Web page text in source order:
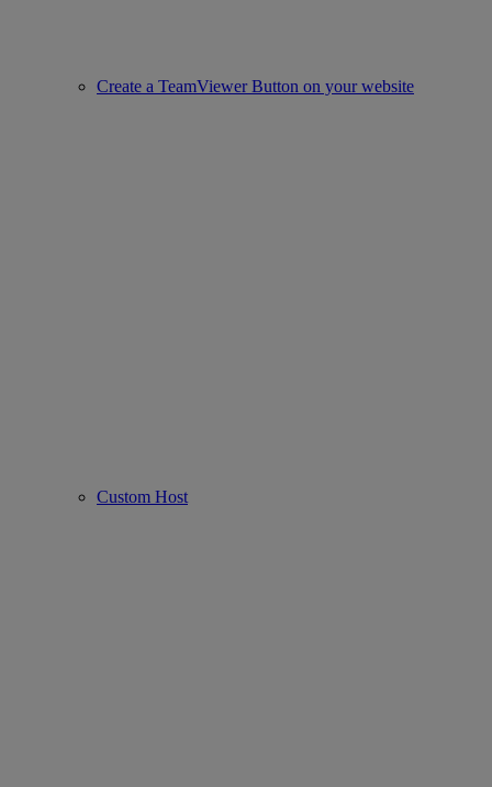
Create a TeamViewer Button on your website
Custom Host